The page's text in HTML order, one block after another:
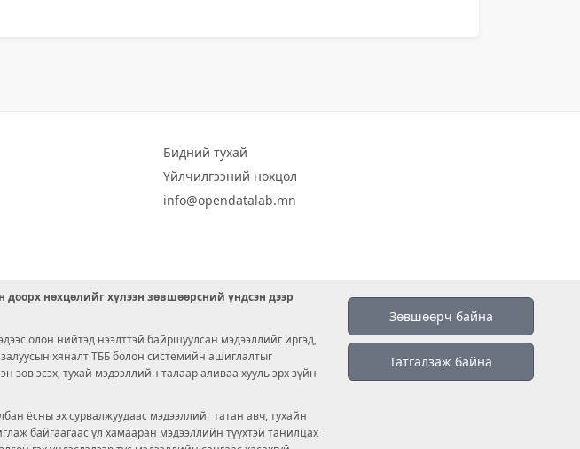
Бидний тухай
Үйлчилгээний нөхцөл
info@opendatalab.mn
MONGOLIA.
Зөвшөөрч байна
Татгалзаж байна
доорх нөхцөлийг хүлээн зөвшөөрсний үндсэн дээр
олон нийтэд нээлттэй байршуулсан мэдээллийг иргэд,
хяналт ТББ болон системийн ашиглалтыг
зөв эсэх, тухай мэдээллийн талаар аливаа хууль эрх зүйн
ёсны эх сурвалжуудаас мэдээллийг татан авч, тухайн
байгаагаас үл хамааран мэдээллийн түүхтэй танилцах